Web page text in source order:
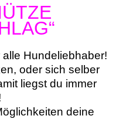
Hundeliebhaber!
oder sich selber
liegst du immer
deine